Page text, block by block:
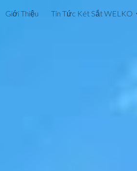
Skip to navigation
Giới Thiệu Tin Tức Két Sắt WELKO